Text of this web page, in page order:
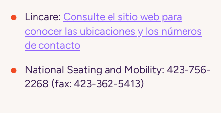
Lincare: Consulte el sitio web para
conocer las ubicaciones y los números
de contacto
National Seating and Mobility: 423-756-
2268 (fax: 423-362-5413)